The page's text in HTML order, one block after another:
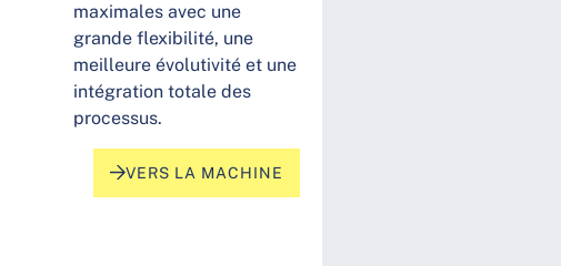
maximales avec une
grande flexibilité, une
meilleure évolutivité et une
intégration totale des
processus.
VERS LA MACHINE